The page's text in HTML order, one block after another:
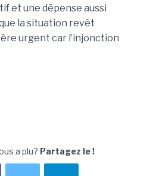
et une dépense aussi
la situation revêt
urgent car l’injonction
a plu? Partagez le !